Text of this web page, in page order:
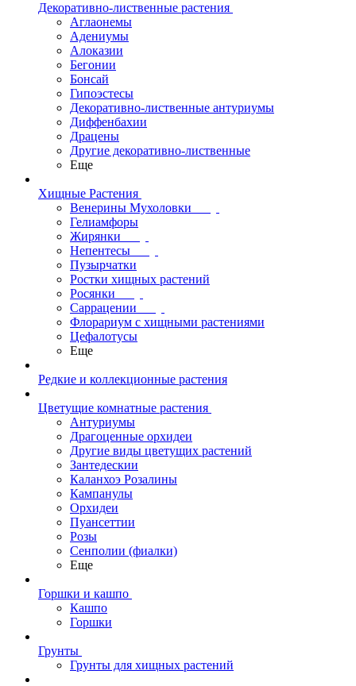
Декоративно-лиственные растения
Аглаонемы
Адениумы
Алоказии
Бегонии
Бонсай
Гипоэстесы
Декоративно-лиственные антуриумы
Диффенбахии
Драцены
Другие декоративно-лиственные
Еще
Хищные Растения
Венерины Мухоловки
Гелиамфоры
Жирянки
Непентесы
Пузырчатки
Ростки хищных растений
Росянки
Саррацении
Флорариум с хищными растениями
Цефалотусы
Еще
Редкие и коллекционные растения
Цветущие комнатные растения
Антуриумы
Драгоценные орхидеи
Другие виды цветущих растений
Зантедескии
Каланхоэ Розалины
Кампанулы
Орхидеи
Пуансеттии
Розы
Сенполии (фиалки)
Еще
Горшки и кашпо
Кашпо
Горшки
Грунты
Грунты для хищных растений